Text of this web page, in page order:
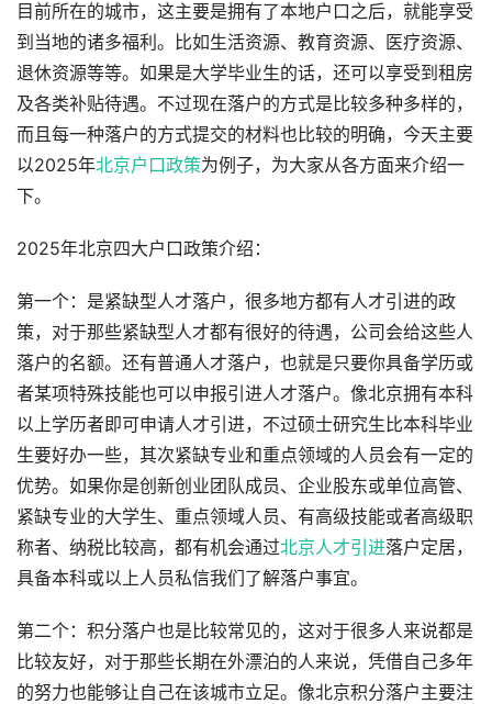
目前所在的城市，这主要是拥有了本地户口之后，就能享受
到当地的诸多福利。比如生活资源、教育资源、医疗资源、
退休资源等等。如果是大学毕业生的话，还可以享受到租房
及各类补贴待遇。不过现在落户的方式是比较多种多样的，
而且每一种落户的方式提交的材料也比较的明确，今天主要
以2025年北京户口政策为例子，为大家从各方面来介绍一
下。
2025年北京四大户口政策介绍：
第一个：是紧缺型人才落户，很多地方都有人才引进的政
策，对于那些紧缺型人才都有很好的待遇，公司会给这些人
落户的名额。还有普通人才落户，也就是只要你具备学历或
者某项特殊技能也可以申报引进人才落户。像北京拥有本科
以上学历者即可申请人才引进，不过硕士研究生比本科毕业
生要好办一些，其次紧缺专业和重点领域的人员会有一定的
优势。如果你是创新创业团队成员、企业股东或单位高管、
紧缺专业的大学生、重点领域人员、有高级技能或者高级职
称者、纳税比较高，都有机会通过北京人才引进落户定居，
具备本科或以上人员私信我们了解落户事宜。
第二个：积分落户也是比较常见的，这对于很多人来说都是
比较友好，对于那些长期在外漂泊的人来说，凭借自己多年
的努力也能够让自己在该城市立足。像北京积分落户主要注